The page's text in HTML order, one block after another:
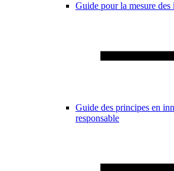
Guide pour la mesure des
Guide des principes en
responsable